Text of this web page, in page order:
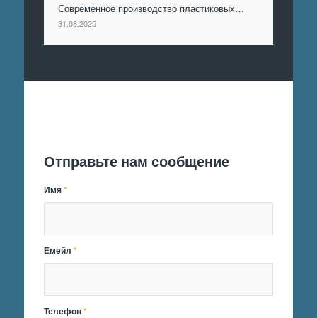
Современное производство пластиковых…
31.08.2025
Отправьте нам сообщение
Имя*
Емейл*
Телефон*